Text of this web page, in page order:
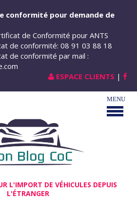
conformité pour demande de
de Conformité pour ANTS
de conformité: 08 91 03 88 18
de conformité par mail :
ESPACE CLIENTS |
L'IMPORT DE VÉHICULES DEPUIS
L'ÉTRANGER